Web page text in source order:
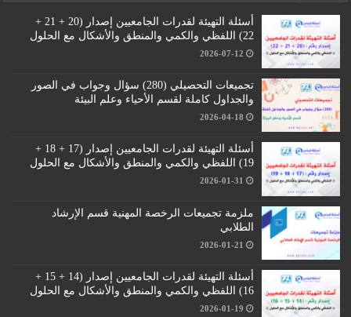
أسئلة التهيئة لقدرات الجامعيين إصدار (20 + 21 +
22) اللفظي والكمي والمنطق والأشكال مع الحلول
2026-07-12
تجميعات التحصيلي (280) سؤال وجواب في الصور
والجداول كاملة لقسم الأحياء وعلم البيئة
2026-04-18
أسئلة التهيئة لقدرات الجامعيين إصدار (17 + 18 +
19) اللفظي والكمي والمنطق والأشكال مع الحلول
2026-01-31
ملزمة تجميعات الرخصة المهنية قسم الإرشاد
الطلابي
2026-01-21
أسئلة التهيئة لقدرات الجامعيين إصدار (14 + 15 +
16) اللفظي والكمي والمنطق والأشكال مع الحلول
2026-01-19